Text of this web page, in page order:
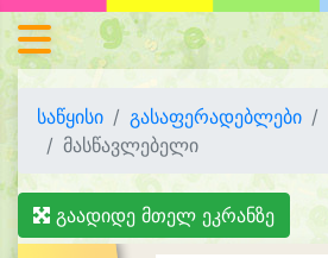
საწყისი გასაფერადებლები
მასწავლებელი
გაადიდე მთელ ეკრანზე